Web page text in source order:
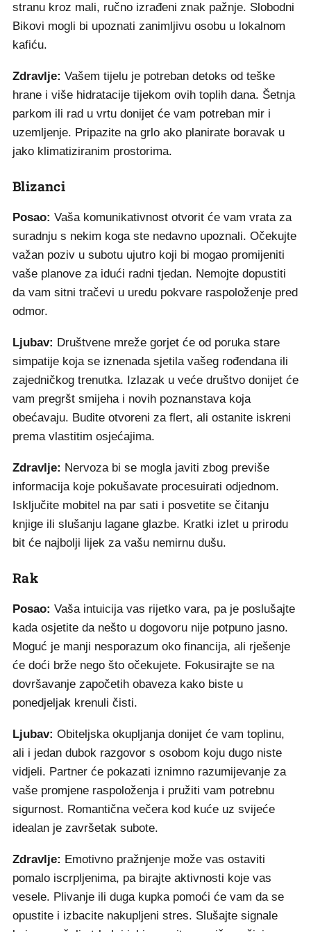
stranu kroz mali, ručno izrađeni znak pažnje. Slobodni
Bikovi mogli bi upoznati zanimljivu osobu u lokalnom
kafiću.
Zdravlje: Vašem tijelu je potreban detoks od teške
hrane i više hidratacije tijekom ovih toplih dana. Šetnja
parkom ili rad u vrtu donijet će vam potreban mir i
uzemljenje. Pripazite na grlo ako planirate boravak u
jako klimatiziranim prostorima.
Blizanci
Posao: Vaša komunikativnost otvorit će vam vrata za
suradnju s nekim koga ste nedavno upoznali. Očekujte
važan poziv u subotu ujutro koji bi mogao promijeniti
vaše planove za idući radni tjedan. Nemojte dopustiti
da vam sitni tračevi u uredu pokvare raspoloženje pred
odmor.
Ljubav: Društvene mreže gorjet će od poruka stare
simpatije koja se iznenada sjetila vašeg rođendana ili
zajedničkog trenutka. Izlazak u veće društvo donijet će
vam pregršt smijeha i novih poznanstava koja
obećavaju. Budite otvoreni za flert, ali ostanite iskreni
prema vlastitim osjećajima.
Zdravlje: Nervoza bi se mogla javiti zbog previše
informacija koje pokušavate procesuirati odjednom.
Isključite mobitel na par sati i posvetite se čitanju
knjige ili slušanju lagane glazbe. Kratki izlet u prirodu
bit će najbolji lijek za vašu nemirnu dušu.
Rak
Posao: Vaša intuicija vas rijetko vara, pa je poslušajte
kada osjetite da nešto u dogovoru nije potpuno jasno.
Moguć je manji nesporazum oko financija, ali rješenje
će doći brže nego što očekujete. Fokusirajte se na
dovršavanje započetih obaveza kako biste u
ponedjeljak krenuli čisti.
Ljubav: Obiteljska okupljanja donijet će vam toplinu,
ali i jedan dubok razgovor s osobom koju dugo niste
vidjeli. Partner će pokazati iznimno razumijevanje za
vaše promjene raspoloženja i pružiti vam potrebnu
sigurnost. Romantična večera kod kuće uz svijeće
idealan je završetak subote.
Zdravlje: Emotivno pražnjenje može vas ostaviti
pomalo iscrpljenima, pa birajte aktivnosti koje vas
vesele. Plivanje ili duga kupka pomoći će vam da se
opustite i izbacite nakupljeni stres. Slušajte signale